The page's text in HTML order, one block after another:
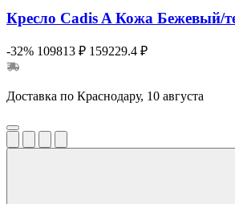
Кресло Cadis A Кожа Бежевый/
-32% 109813 ₽ 159229.4 ₽
Доставка по Краснодару, 10 августа